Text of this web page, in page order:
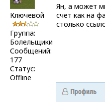
Ключевой
Группа:
Болельщики
Сообщений:
177
Статус:
Offline
Ян, а может
счет как на
столько